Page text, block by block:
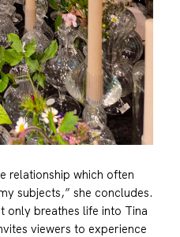
relationship which often
subjects,” she concludes.
only breathes life into Tina
viewers to experience